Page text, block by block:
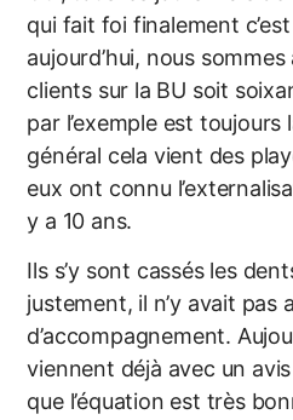
qui fait foi finalement
aujourd’hui, nous
clients sur la BU soit
par l’exemple est toujours
général cela vient des
eux ont connu
y a 10 ans.
Ils s’y sont cassés les
justement, il n’y avait pas
d’accompagnement.
viennent déjà avec un
que l’équation est très